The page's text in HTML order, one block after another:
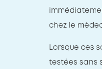
chez le
Lorsque ces
testées sans